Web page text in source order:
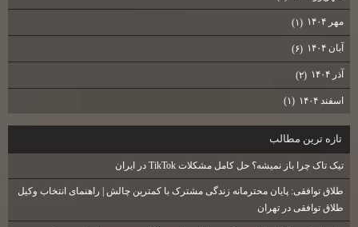
مهر ۱۴۰۴ (۱)
آبان ۱۴۰۴ (۶)
آذر ۱۴۰۴ (۲)
اسفند ۱۴۰۴ (۱)
تازه ترين مطالب
تیک تاک چرا باز نمیشه؟ حل کامل مشکلات TikTok در ایران
طلاق توافقی: پایان محترمانه زندگی مشترک با کمترین چالش | راهنمای انتخاب وکیل
طلاق توافقی در تهران